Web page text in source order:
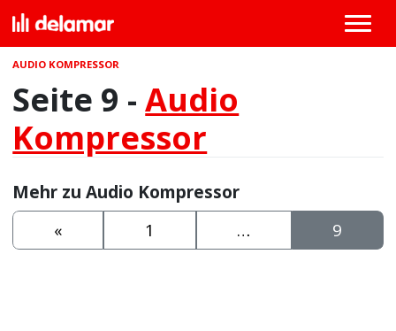
AUDIO KOMPRESSOR
Seite 9 -Audio
Kompressor
Mehr zu Audio Kompressor
«
1 … 9